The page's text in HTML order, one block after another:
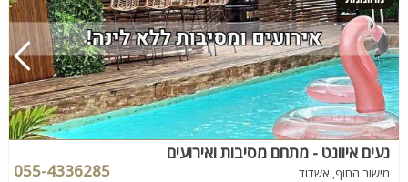
נעים איוונט - מתחם מסיבות ואירועים
מישור החוף, אשדוד 055-4336285